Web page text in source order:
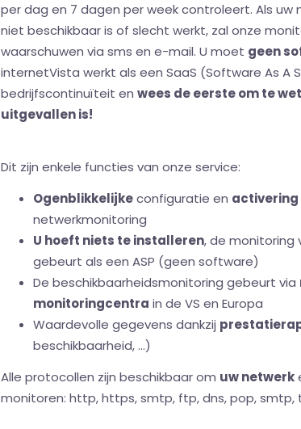
per dag en 7 dagen per week controleert. Als
niet beschikbaar is of slecht werkt, zal onze
waarschuwen via sms en e-mail. U moet geen
internetVista werkt als een SaaS (Software As A
bedrijfscontinuïteit en wees de eerste om te
uitgevallen is!
Dit zijn enkele functies van onze service:
Ogenblikkelijkeconfiguratie en activering
netwerkmonitoring
U hoeft niets te installeren, de monitoring
gebeurt als een ASP (geen software)
De beschikbaarheidsmonitoring gebeurt via
monitoringcentra in de VS en Europa
Waardevolle gegevens dankzij
beschikbaarheid, ...)
Alle protocollen zijn beschikbaar om uw netwerk
monitoren: http, https, smtp, ftp, dns, pop, smtp,